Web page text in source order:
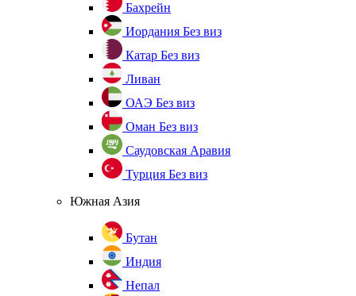
Бахрейн
Иордания Без виз
Катар Без виз
Ливан
ОАЭ Без виз
Оман Без виз
Саудовская Аравия
Турция Без виз
Южная Азия
Бутан
Индия
Непал